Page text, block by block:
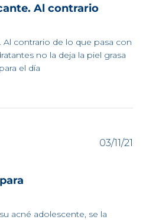
Al contrario
Al contrario de lo que pasa con
no la deja la piel grasa
el día
acné adolescente, se la
03/11/21